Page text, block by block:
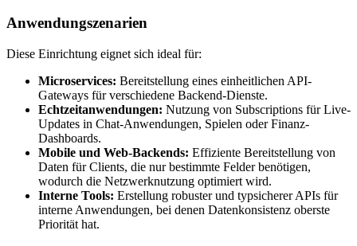
Anwendungszenarien
Diese Einrichtung eignet sich ideal für:
Microservices: Bereitstellung eines einheitlichen API-
Gateways für verschiedene Backend-Dienste.
Echtzeitanwendungen: Nutzung von Subscriptions für Live-
Updates in Chat-Anwendungen, Spielen oder Finanz-
Dashboards.
Mobile und Web-Backends: Effiziente Bereitstellung von
Daten für Clients, die nur bestimmte Felder benötigen,
wodurch die Netzwerknutzung optimiert wird.
Interne Tools: Erstellung robuster und typsicherer APIs für
interne Anwendungen, bei denen Datenkonsistenz oberste
Priorität hat.